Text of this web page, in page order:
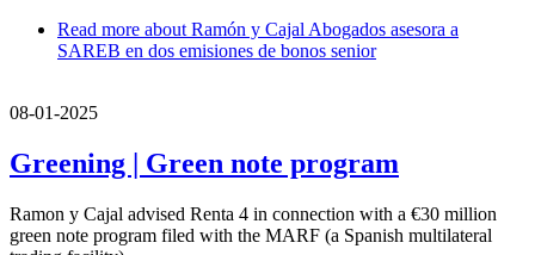
Read more about Ramón y Cajal Abogados asesora a
SAREB en dos emisiones de bonos senior
08-01-2025
Greening | Green note program
Ramon y Cajal advised Renta 4 in connection with a €30 million
green note program filed with the MARF (a Spanish multilateral